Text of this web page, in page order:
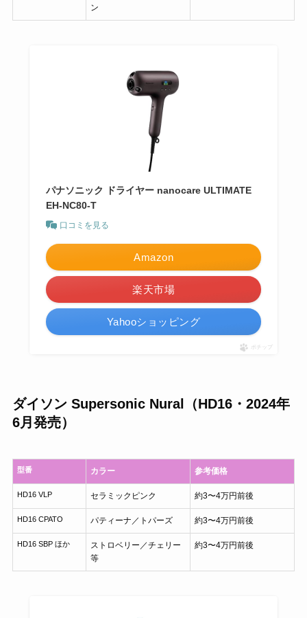
ン
パナソニック ドライヤー nanocare ULTIMATE
EH-NC80-T
口コミを見る
Amazon
楽天市場
Yahooショッピング
ポチップ
ダイソン Supersonic Nural（HD16・2024年
6月発売）
型番 カラー 参考価格
HD16 VLP セラミックピンク 約3〜4万円前後
HD16 CPATO パティーナ／トパーズ 約3〜4万円前後
HD16 SBP ほか
ストロベリー／チェリー
等
約3〜4万円前後